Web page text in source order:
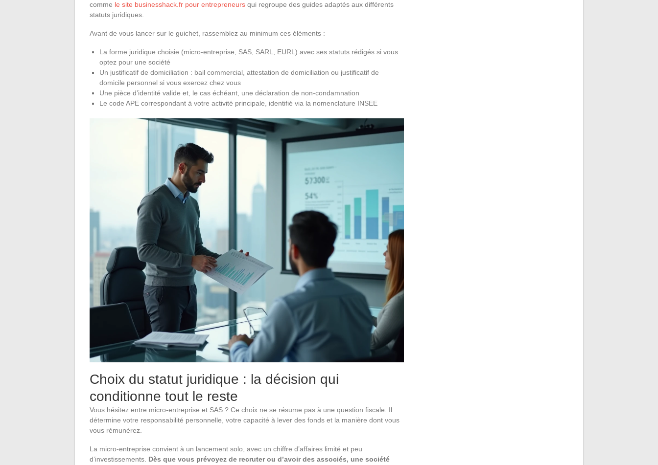
comme le site businesshack.fr pour entrepreneurs qui regroupe des guides adaptés aux différents
statuts juridiques.
Avant de vous lancer sur le guichet, rassemblez au minimum ces éléments :
La forme juridique choisie (micro-entreprise, SAS, SARL, EURL) avec ses statuts rédigés si vous
optez pour une société
Un justificatif de domiciliation : bail commercial, attestation de domiciliation ou justificatif de
domicile personnel si vous exercez chez vous
Une pièce d’identité valide et, le cas échéant, une déclaration de non-condamnation
Le code APE correspondant à votre activité principale, identifié via la nomenclature INSEE
Choix du statut juridique : la décision qui
conditionne tout le reste
Vous hésitez entre micro-entreprise et SAS ? Ce choix ne se résume pas à une question fiscale. Il
détermine votre responsabilité personnelle, votre capacité à lever des fonds et la manière dont vous
vous rémunérez.
La micro-entreprise convient à un lancement solo, avec un chiffre d’affaires limité et peu
d’investissements. Dès que vous prévoyez de recruter ou d’avoir des associés, une société